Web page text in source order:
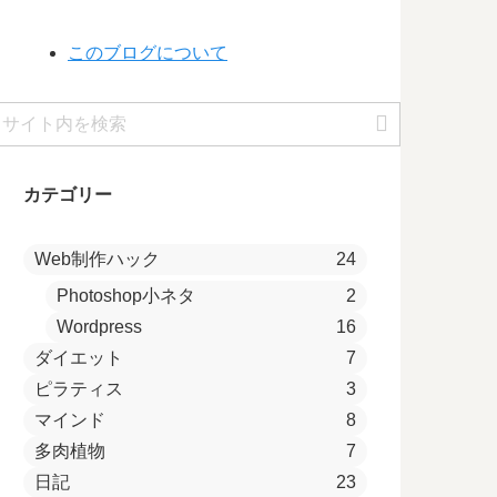
このブログについて
カテゴリー
Web制作ハック
24
Photoshop小ネタ
2
Wordpress
16
ダイエット
7
ピラティス
3
マインド
8
多肉植物
7
日記
23